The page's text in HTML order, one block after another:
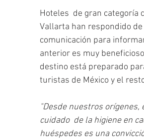
Hoteles  de gran categoría
Vallarta han respondido
comunicación para
anterior es muy
destino está preparado
turistas de México y el
"Desde nuestros orígenes,
cuidado  de la higiene en
huéspedes es una